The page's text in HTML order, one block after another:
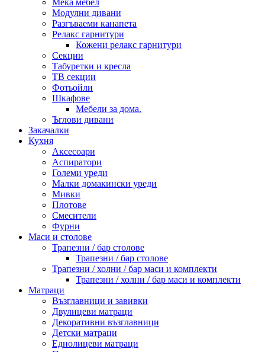
Мека мебел
Модулни дивани
Разгъваеми канапета
Релакс гарнитури
Кожени релакс гарнитури
Секции
Табуретки и кресла
ТВ секции
Фотьойли
Шкафове
Мебели за дома.
Ъглови дивани
Закачалки
Кухня
Аксесоари
Аспиратори
Големи уреди
Малки домакински уреди
Мивки
Плотове
Смесители
Фурни
Маси и столове
Трапезни / бар столове
Трапезни / бар столове
Трапезни / холни / бар маси и комплекти
Трапезни / холни / бар маси и комплекти
Матраци
Възглавници и завивки
Двулицеви матраци
Декоративни възглавници
Детски матраци
Еднолицеви матраци